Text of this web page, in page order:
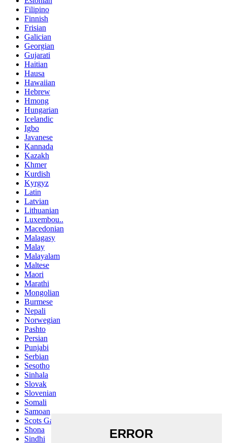
Filipino
Finnish
Frisian
Galician
Georgian
Gujarati
Haitian
Hausa
Hawaiian
Hebrew
Hmong
Hungarian
Icelandic
Igbo
Javanese
Kannada
Kazakh
Khmer
Kurdish
Kyrgyz
Latin
Latvian
Lithuanian
Luxembou..
Macedonian
Malagasy
Malay
Malayalam
Maltese
Maori
Marathi
Mongolian
Burmese
Nepali
Norwegian
Pashto
Persian
Punjabi
Serbian
Sesotho
Sinhala
Slovak
Slovenian
Somali
Samoan
Scots Gaelic
Shona
Sindhi